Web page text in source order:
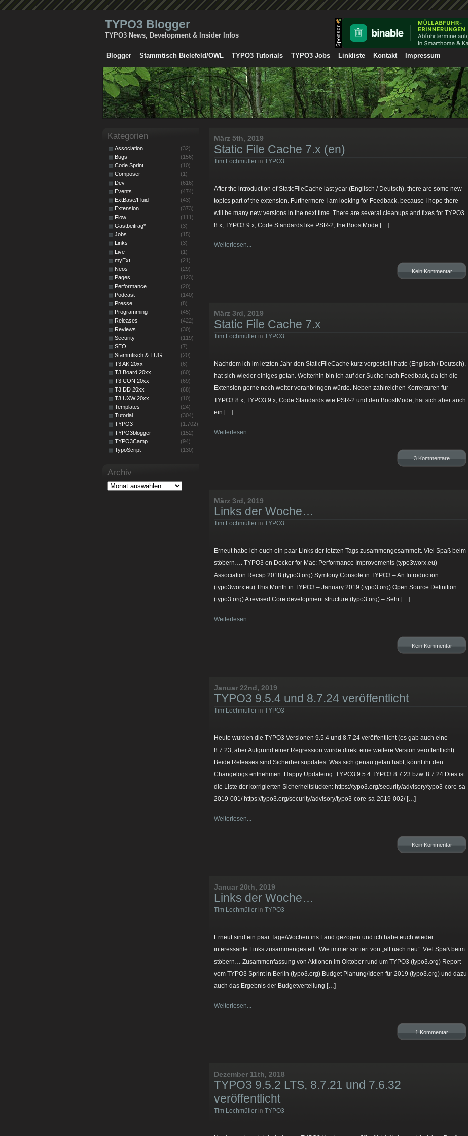
TYPO3 Blogger
TYPO3 News, Development & Insider Infos
Blogger Stammtisch Bielefeld/OWL TYPO3 Tutorials TYPO3 Jobs Linkliste Kontakt Impressum
März 5th, 2019
Static File Cache 7.x (en)
Tim Lochmüller in TYPO3
After the introduction of StaticFileCache last year (Englisch / Deutsch), there are some new
topics part of the extension. Furthermore I am looking for Feedback, because I hope there
will be many new versions in the next time. There are several cleanups and fixes for TYPO3
8.x, TYPO3 9.x, Code Standards like PSR-2, the BoostMode […]
Weiterlesen...
Kein Kommentar
März 3rd, 2019
Static File Cache 7.x
Tim Lochmüller in TYPO3
Nachdem ich im letzten Jahr den StaticFileCache kurz vorgestellt hatte (Englisch / Deutsch),
hat sich wieder einiges getan. Weiterhin bin ich auf der Suche nach Feedback, da ich die
Extension gerne noch weiter voranbringen würde. Neben zahlreichen Korrekturen für
TYPO3 8.x, TYPO3 9.x, Code Standards wie PSR-2 und den BoostMode, hat sich aber auch
ein […]
Weiterlesen...
3 Kommentare
März 3rd, 2019
Links der Woche…
Tim Lochmüller in TYPO3
Erneut habe ich euch ein paar Links der letzten Tags zusammengesammelt. Viel Spaß beim
stöbern…. TYPO3 on Docker for Mac: Performance Improvements (typo3worx.eu)
Association Recap 2018 (typo3.org) Symfony Console in TYPO3 – An Introduction
(typo3worx.eu) This Month in TYPO3 – January 2019 (typo3.org) Open Source Definition
(typo3.org) A revised Core development structure (typo3.org) – Sehr […]
Weiterlesen...
Kein Kommentar
Januar 22nd, 2019
TYPO3 9.5.4 und 8.7.24 veröffentlicht
Tim Lochmüller in TYPO3
Heute wurden die TYPO3 Versionen 9.5.4 und 8.7.24 veröffentlicht (es gab auch eine
8.7.23, aber Aufgrund einer Regression wurde direkt eine weitere Version veröffentlicht).
Beide Releases sind Sicherheitsupdates. Was sich genau getan habt, könnt ihr den
Changelogs entnehmen. Happy Updateing: TYPO3 9.5.4 TYPO3 8.7.23 bzw. 8.7.24 Dies ist
die Liste der korrigierten Sicherheitslücken: https://typo3.org/security/advisory/typo3-core-sa-
2019-001/ https://typo3.org/security/advisory/typo3-core-sa-2019-002/ […]
Weiterlesen...
Kein Kommentar
Januar 20th, 2019
Links der Woche…
Tim Lochmüller in TYPO3
Erneut sind ein paar Tage/Wochen ins Land gezogen und ich habe euch wieder
interessante Links zusammengestellt. Wie immer sortiert von „alt nach neu“. Viel Spaß beim
stöbern… Zusammenfassung von Aktionen im Oktober rund um TYPO3 (typo3.org) Report
vom TYPO3 Sprint in Berlin (typo3.org) Budget Planung/Ideen für 2019 (typo3.org) und dazu
auch das Ergebnis der Budgetverteilung […]
Weiterlesen...
1 Kommentar
Dezember 11th, 2018
TYPO3 9.5.2 LTS, 8.7.21 und 7.6.32
veröffentlicht
Tim Lochmüller in TYPO3
Kategorien
Association
(32)
Bugs
(156)
Code Sprint
(10)
Composer
(1)
Dev
(616)
Events
(474)
ExtBase/Fluid
(43)
Extension
(373)
Flow
(111)
Gastbeitrag*
(3)
Jobs
(15)
Links
(3)
Live
(1)
myExt
(21)
Neos
(29)
Pages
(123)
Performance
(20)
Podcast
(140)
Presse
(8)
Programming
(45)
Releases
(422)
Reviews
(30)
Security
(119)
SEO
(7)
Stammtisch & TUG
(20)
T3 AK 20xx
(6)
T3 Board 20xx
(60)
T3 CON 20xx
(69)
T3 DD 20xx
(68)
T3 UXW 20xx
(10)
Templates
(24)
Tutorial
(304)
TYPO3
(1.702)
TYPO3blogger
(152)
TYPO3Camp
(94)
TypoScript
(130)
Archiv